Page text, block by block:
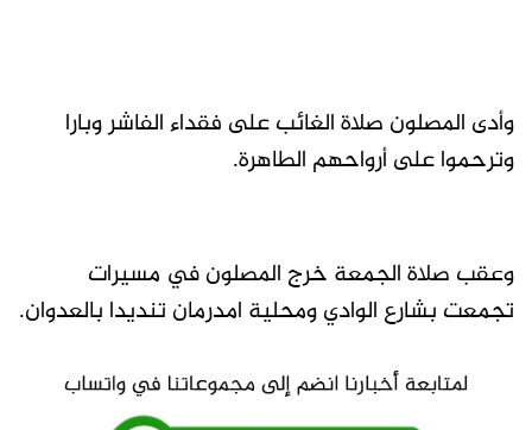
وأدى المصلون صلاة الغائب على فقداء الفاشر وبارا
وترحموا على أرواحهم الطاهرة.
وعقب صلاة الجمعة خرج المصلون في مسيرات
تجمعت بشارع الوادي ومحلية امدرمان تنديدا بالعدوان.